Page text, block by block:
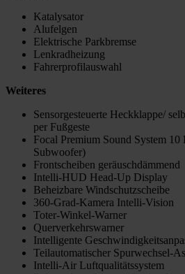
Katalysator
Alufelgen
Elektrische Parkbremse
Lenkradheizung
Fahrerprofilauswahl
Weiteres
Sensorgesteuerte Heckklappe/
per Fußgeste
Focal Premium Sound System 10
Subwoofer)
Frontscheiben geräuschdämmend
Intelli-HUD Head-Up Display
Beheizbare Windschutzscheibe
360-Grad-Kamera Intelli-Vision
Toter-Winkel-Warner
Querverkehrswarner
Intelligente
Teilautomatischer Spurwechsel-
Intelli-Air Luftqualitätssystem